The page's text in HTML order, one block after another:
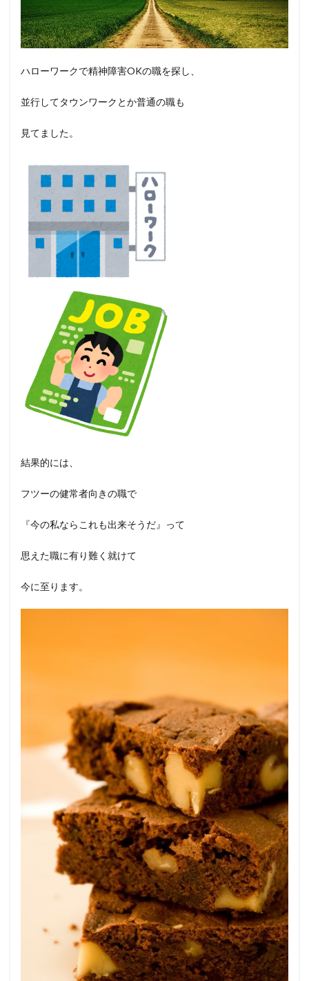
ハローワークで精神障害OKの職を探し、
並行してタウンワークとか普通の職も
見てました。
結果的には、
フツーの健常者向きの職で
『今の私ならこれも出来そうだ』って
思えた職に有り難く就けて
今に至ります。